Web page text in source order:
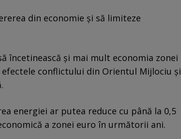
din economie și să limiteze
încetinească și mai mult economia zonei
conflictului din Orientul Mijlociu și
energiei ar putea reduce cu până la 0,5
a zonei euro în următorii ani.